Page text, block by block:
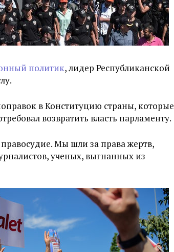
политик, лидер Республиканской
в Конституцию страны, которые
возвратить власть парламенту.
Мы шли за права жертв,
ученых, выгнанных из